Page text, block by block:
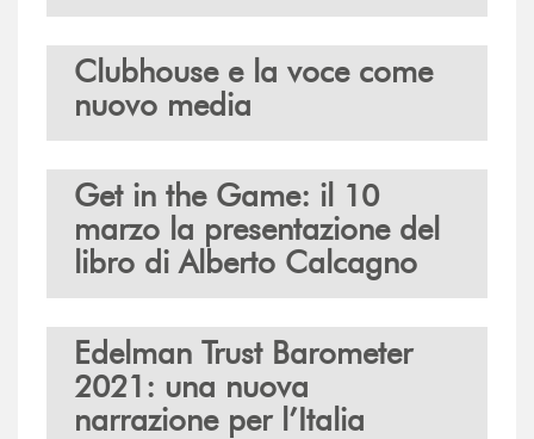
Clubhouse e la voce come
nuovo media
Get in the Game: il 10
marzo la presentazione del
libro di Alberto Calcagno
Edelman Trust Barometer
2021: una nuova
narrazione per l’Italia